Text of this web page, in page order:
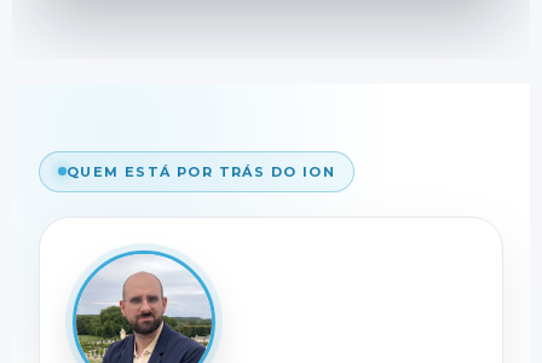
QUEM ESTÁ POR TRÁS DO ION